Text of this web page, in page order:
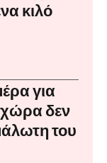
κιλό
για
χώρα δεν
του